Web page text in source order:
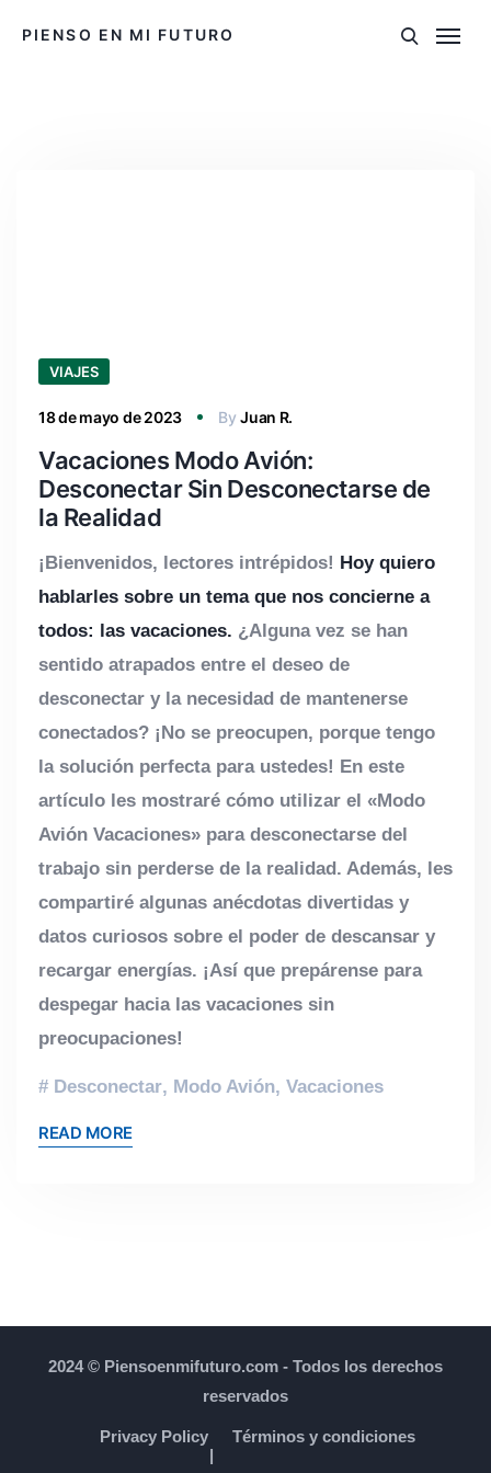
PIENSO EN MI FUTURO
VIAJES
18 de mayo de 2023 ByJuan R.
Vacaciones Modo Avión:
Desconectar Sin Desconectarse de
la Realidad
¡Bienvenidos, lectores intrépidos! Hoy quiero
hablarles sobre un tema que nos concierne a
todos: las vacaciones. ¿Alguna vez se han
sentido atrapados entre el deseo de
desconectar y la necesidad de mantenerse
conectados? ¡No se preocupen, porque tengo
la solución perfecta para ustedes! En este
artículo les mostraré cómo utilizar el «Modo
Avión Vacaciones» para desconectarse del
trabajo sin perderse de la realidad. Además, les
compartiré algunas anécdotas divertidas y
datos curiosos sobre el poder de descansar y
recargar energías. ¡Así que prepárense para
despegar hacia las vacaciones sin
preocupaciones!
Desconectar, Modo Avión, Vacaciones
READ MORE
2024 © Piensoenmifuturo.com - Todos los derechos
reservados
Privacy Policy Términos y condiciones